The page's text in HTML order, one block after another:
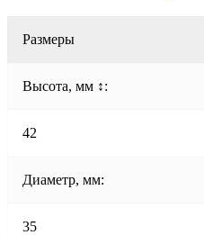
Размеры
Высота, мм ↕:
42
Диаметр, мм:
35